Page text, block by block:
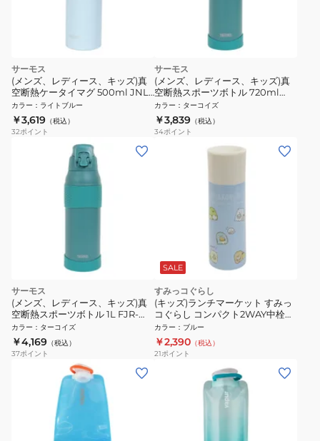
サーモス
(メンズ、レディース、キッズ)真
空断熱ケータイマグ 500ml JNL-
S500 ICB 水筒 保温 保冷 食洗器
対応 ライトブルー
カラー ： ライトブルー
￥3,619 （税込）
32ポイント
サーモス
(メンズ、レディース、キッズ)真
空断熱スポーツボトル 720ml
FJR-720 TQS
カラー ： ターコイズ
￥3,839 （税込）
34ポイント
サーモス
(メンズ、レディース、キッズ)真
空断熱スポーツボトル 1L FJR-
1000 TQS
カラー ： ターコイズ
￥4,169 （税込）
37ポイント
SALE
すみっコぐらし
(キッズ)ランチマーケット すみっ
コぐらし コンパクト2WAY中栓ス
テンレスボトル KA14802
カラー ： ブルー
￥2,390 （税込）
21ポイント